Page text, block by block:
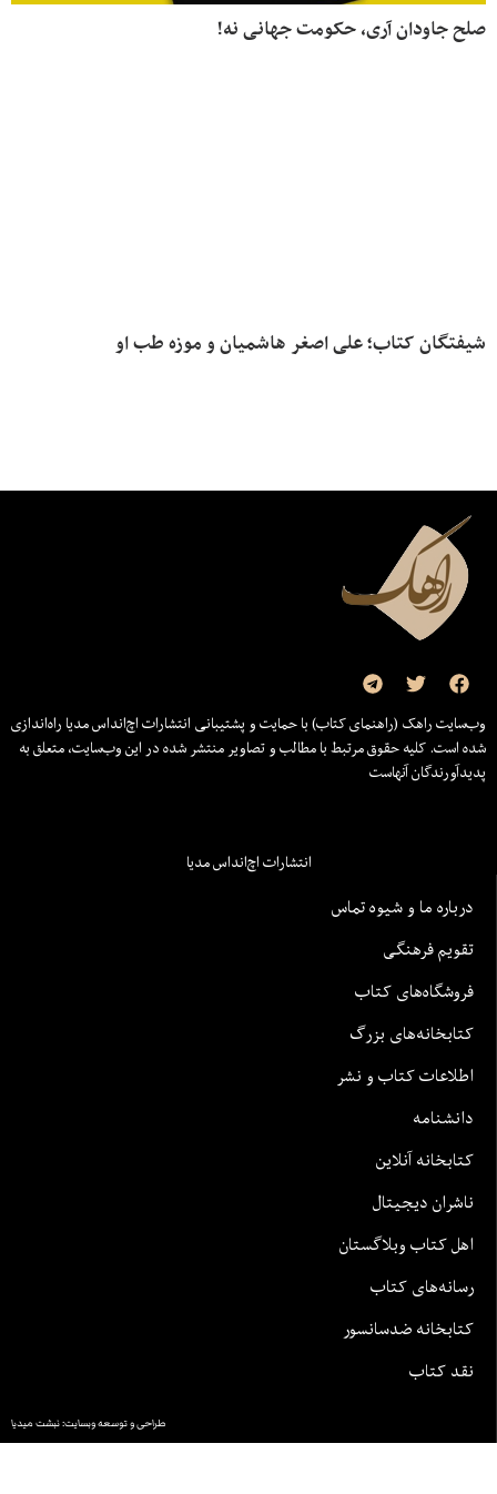
جاودان آری، حکومت جهانی نه!
کتاب؛ علی اصغر هاشمیان و موزه طب او
راهک (راهنمای کتاب) با حمایت و پشتیبانی انتشارات اچ‌اند‌اس مدیا راه‌اندازی
است. کلیه حقوق مرتبط با مطالب و تصاویر منتشر شده در این وب‌سایت، متعلق به
آنهاست
انتشارات اچ‌اند‌اس مدیا
درباره ما و شیوه تماس
تقویم فرهنگی
فروشگاه‌های کتاب
کتابخانه‌های بزرگ
اطلاعات کتاب و نشر
دانشنامه
کتابخانه آنلاین
ناشران دیجیتال
اهل کتاب وبلاگستان
رسانه‌های کتاب
کتابخانه ضدسانسور
نقد کتاب
طراحی و توسعه وبسایت: نبشت میدیا